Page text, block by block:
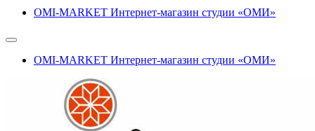
OMI-MARKET Интернет-магазин студии «ОМИ»
OMI-MARKET Интернет-магазин студии «ОМИ»